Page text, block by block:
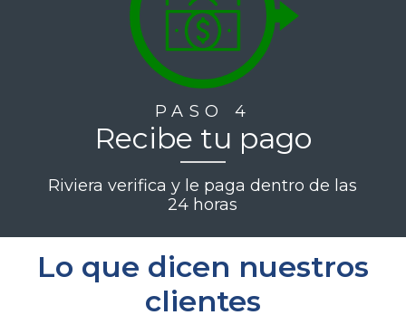
PASO 4
Recibe tu pago
Riviera verifica y le paga dentro de las
24 horas
Lo que dicen nuestros
clientes